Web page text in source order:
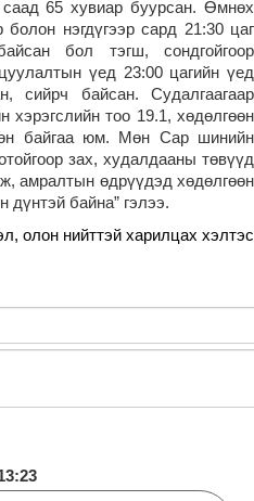
65 хувиар буурсан. Өмнөх
нэгдүгээр сард 21:30 цаг
бол тэгш, сондгойгоор
үед 23:00 цагийн үед
сийрч байсан. Судалгаагаар
хэрэгслийн тоо 19.1, хөдөлгөөн
байгаа юм. Мөн Сар шинийн
зах, худалдааны төвүүд
амралтын өдрүүдэд хөдөлгөөн
дүнтэй байна” гэлээ.
олон нийттэй харилцах хэлтэс